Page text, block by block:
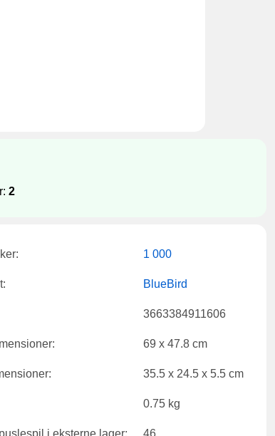
2
1 000
BlueBird
3663384911606
69 x 47.8 cm
35.5 x 24.5 x 5.5 cm
0.75 kg
i eksterne lager: 46